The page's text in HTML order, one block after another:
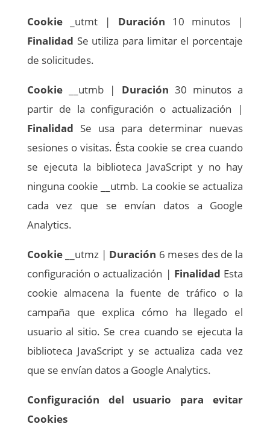
Cookie _utmt | Duración 10 minutos |
Finalidad Se utiliza para limitar el porcentaje
de solicitudes.
Cookie __utmb | Duración 30 minutos a
partir de la configuración o actualización |
Finalidad Se usa para determinar nuevas
sesiones o visitas. Ésta cookie se crea cuando
se ejecuta la biblioteca JavaScript y no hay
ninguna cookie __utmb. La cookie se actualiza
cada vez que se envían datos a Google
Analytics.
Cookie __utmz | Duración 6 meses des de la
configuración o actualización | Finalidad Esta
cookie almacena la fuente de tráfico o la
campaña que explica cómo ha llegado el
usuario al sitio. Se crea cuando se ejecuta la
biblioteca JavaScript y se actualiza cada vez
que se envían datos a Google Analytics.
Configuración del usuario para evitar
Cookies